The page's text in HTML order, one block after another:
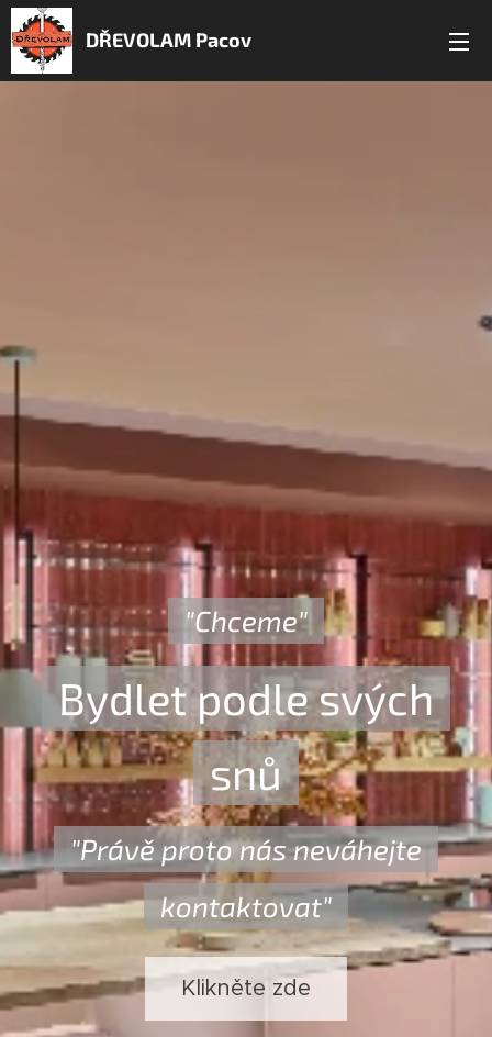
DŘEVOLAM Pacov
"Chceme"
Bydlet podle svých
snů
"Právě proto nás neváhejte
kontaktovat"
Klikněte zde